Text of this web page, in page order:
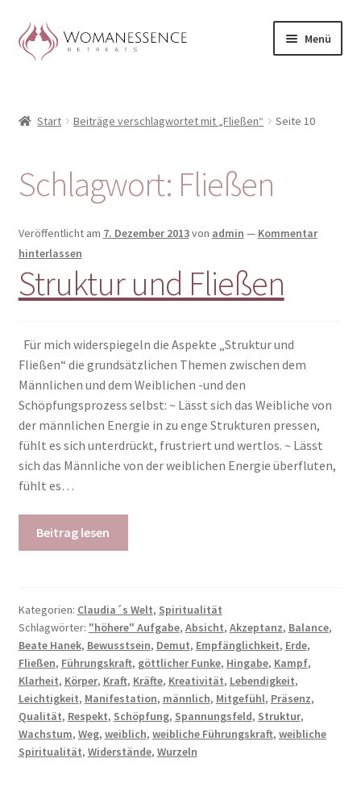
Zur
Navigation
Zum
Inhalt
Menü
Blog
Shop / Retreats im Allgäu
Woman-Circle
Erfahrungen
Warenkorb
Start Beiträge verschlagwortet mit „Fließen“ Seite 10
Schlagwort: Fließen
Veröffentlicht am 7. Dezember 2013von admin — Kommentar
hinterlassen
Struktur und Fließen
Für mich widerspiegeln die Aspekte „Struktur und
Fließen“ die grundsätzlichen Themen zwischen dem
Männlichen und dem Weiblichen -und den
Schöpfungsprozess selbst: ~ Lässt sich das Weibliche von
der männlichen Energie in zu enge Strukturen pressen,
fühlt es sich unterdrückt, frustriert und wertlos. ~ Lässt
sich das Männliche von der weiblichen Energie überfluten,
fühlt es…
Beitrag lesen
Kategorien: Claudia´s Welt, Spiritualität
Schlagwörter: "höhere" Aufgabe, Absicht, Akzeptanz, Balance,
Beate Hanek, Bewusstsein, Demut, Empfänglichkeit, Erde,
Fließen, Führungskraft, göttlicher Funke, Hingabe, Kampf,
Klarheit, Körper, Kraft, Kräfte, Kreativität, Lebendigkeit,
Leichtigkeit, Manifestation, männlich, Mitgefühl, Präsenz,
Qualität, Respekt, Schöpfung, Spannungsfeld, Struktur,
Wachstum, Weg, weiblich, weibliche Führungskraft, weibliche
Spiritualität, Widerstände, Wurzeln